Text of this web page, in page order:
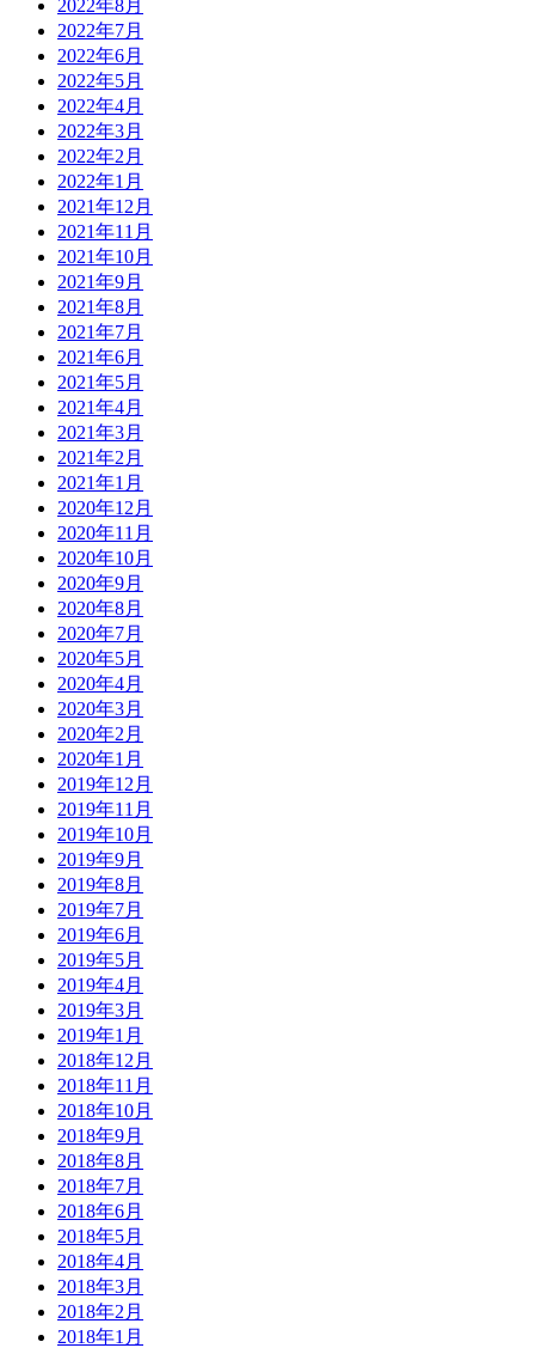
2022年8月
2022年7月
2022年6月
2022年5月
2022年4月
2022年3月
2022年2月
2022年1月
2021年12月
2021年11月
2021年10月
2021年9月
2021年8月
2021年7月
2021年6月
2021年5月
2021年4月
2021年3月
2021年2月
2021年1月
2020年12月
2020年11月
2020年10月
2020年9月
2020年8月
2020年7月
2020年5月
2020年4月
2020年3月
2020年2月
2020年1月
2019年12月
2019年11月
2019年10月
2019年9月
2019年8月
2019年7月
2019年6月
2019年5月
2019年4月
2019年3月
2019年1月
2018年12月
2018年11月
2018年10月
2018年9月
2018年8月
2018年7月
2018年6月
2018年5月
2018年4月
2018年3月
2018年2月
2018年1月